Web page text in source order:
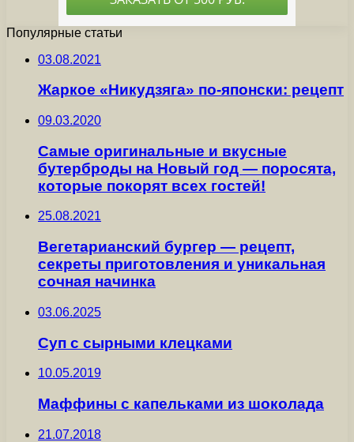
Популярные статьи
03.08.2021
Жаркое «Никудзяга» по-японски: рецепт
09.03.2020
Самые оригинальные и вкусные
бутерброды на Новый год — поросята,
которые покорят всех гостей!
25.08.2021
Вегетарианский бургер — рецепт,
секреты приготовления и уникальная
сочная начинка
03.06.2025
Суп с сырными клецками
10.05.2019
Мaффины с капельками из шоколада
21.07.2018